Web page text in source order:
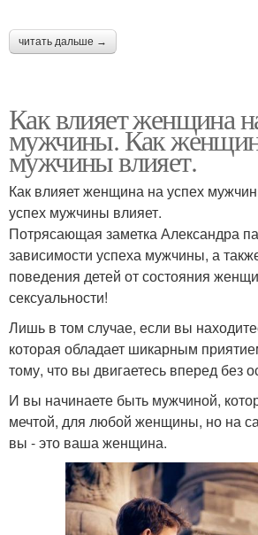
читать дальше →
Как влияет женщина
мужчины. Как
мужчины влияет.
Как влияет женщина на успех
успех мужчины влияет.
Потрясающая заметка Александра
зависимости успеха мужчины, а
поведения детей от состояния
сексуальности!
Лишь в том случае, если вы
которая обладает шикарным
тому, что вы двигаетесь вперед без
И вы начинаете быть мужчиной,
мечтой, для любой женщины, но на
вы - это ваша женщина.